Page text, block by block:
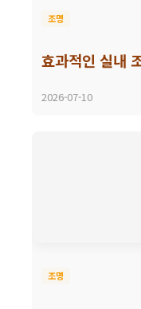
조명
효과적인 실내
2026-07-10
조명